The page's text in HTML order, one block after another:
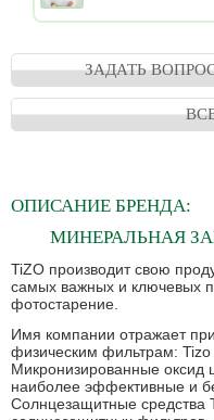
ЗАДАТЬ
ОПИСАНИЕ БРЕНДА:
МИНЕРАЛЬНАЯ
TiZO производит свою
самых важных и ключевых
фотостарение.
Имя компании отражает
физическим фильтрам: Tizo
Микронизированные оксид
наиболее эффективные и
Солнцезащитные средства